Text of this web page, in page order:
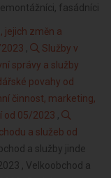
fasádníci
jejich změn a
,
Služby v
správy a služby
povahy od
činnost, marketing,
od 05/2023 ,
a služeb od
a služby jinde
, Velkoobchod a